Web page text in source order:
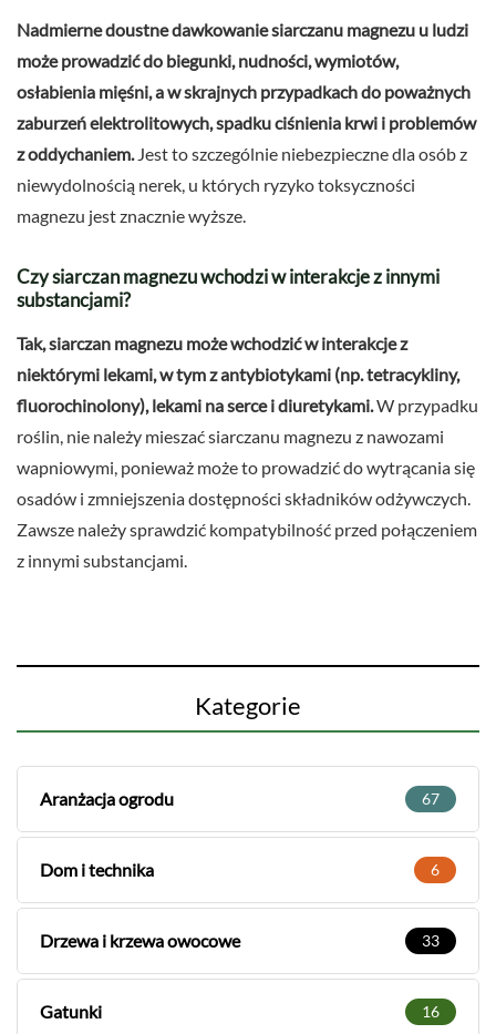
Nadmierne doustne dawkowanie siarczanu magnezu u ludzi
może prowadzić do biegunki, nudności, wymiotów,
osłabienia mięśni, a w skrajnych przypadkach do poważnych
zaburzeń elektrolitowych, spadku ciśnienia krwi i problemów
z oddychaniem. Jest to szczególnie niebezpieczne dla osób z
niewydolnością nerek, u których ryzyko toksyczności
magnezu jest znacznie wyższe.
Czy siarczan magnezu wchodzi w interakcje z innymi
substancjami?
Tak, siarczan magnezu może wchodzić w interakcje z
niektórymi lekami, w tym z antybiotykami (np. tetracykliny,
fluorochinolony), lekami na serce i diuretykami.W przypadku
roślin, nie należy mieszać siarczanu magnezu z nawozami
wapniowymi, ponieważ może to prowadzić do wytrącania się
osadów i zmniejszenia dostępności składników odżywczych.
Zawsze należy sprawdzić kompatybilność przed połączeniem
z innymi substancjami.
Kategorie
Aranżacja ogrodu 67
Dom i technika 6
Drzewa i krzewa owocowe 33
Gatunki 16